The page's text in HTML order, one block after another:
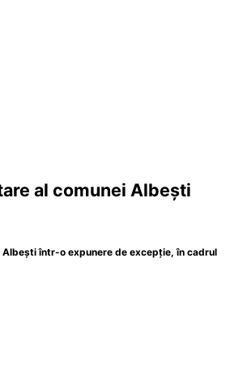
al comunei Albești
într-o expunere de excepție, în cadrul